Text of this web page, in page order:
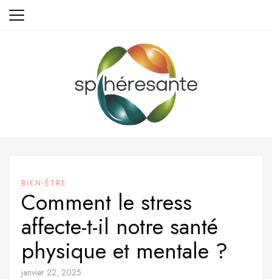
Aller
au
BIEN-ÊTRE
Comment le stress
affecte-t-il notre santé
physique et mentale ?
janvier 22, 2025